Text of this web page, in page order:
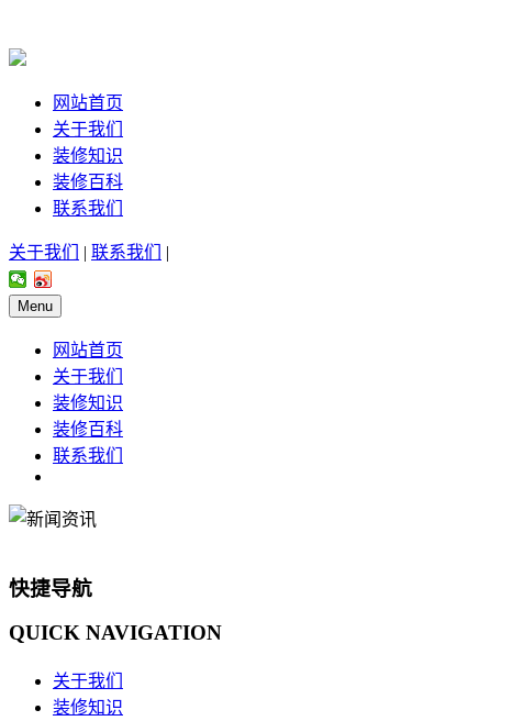
网站首页
关于我们
装修知识
装修百科
联系我们
关于我们 | 联系我们 |
Menu
网站首页
关于我们
装修知识
装修百科
联系我们
快捷导航
QUICK NAVIGATION
关于我们
装修知识